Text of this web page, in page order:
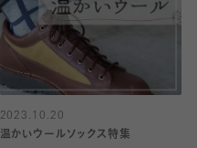
2023.10.20
温かいウールソックス特集